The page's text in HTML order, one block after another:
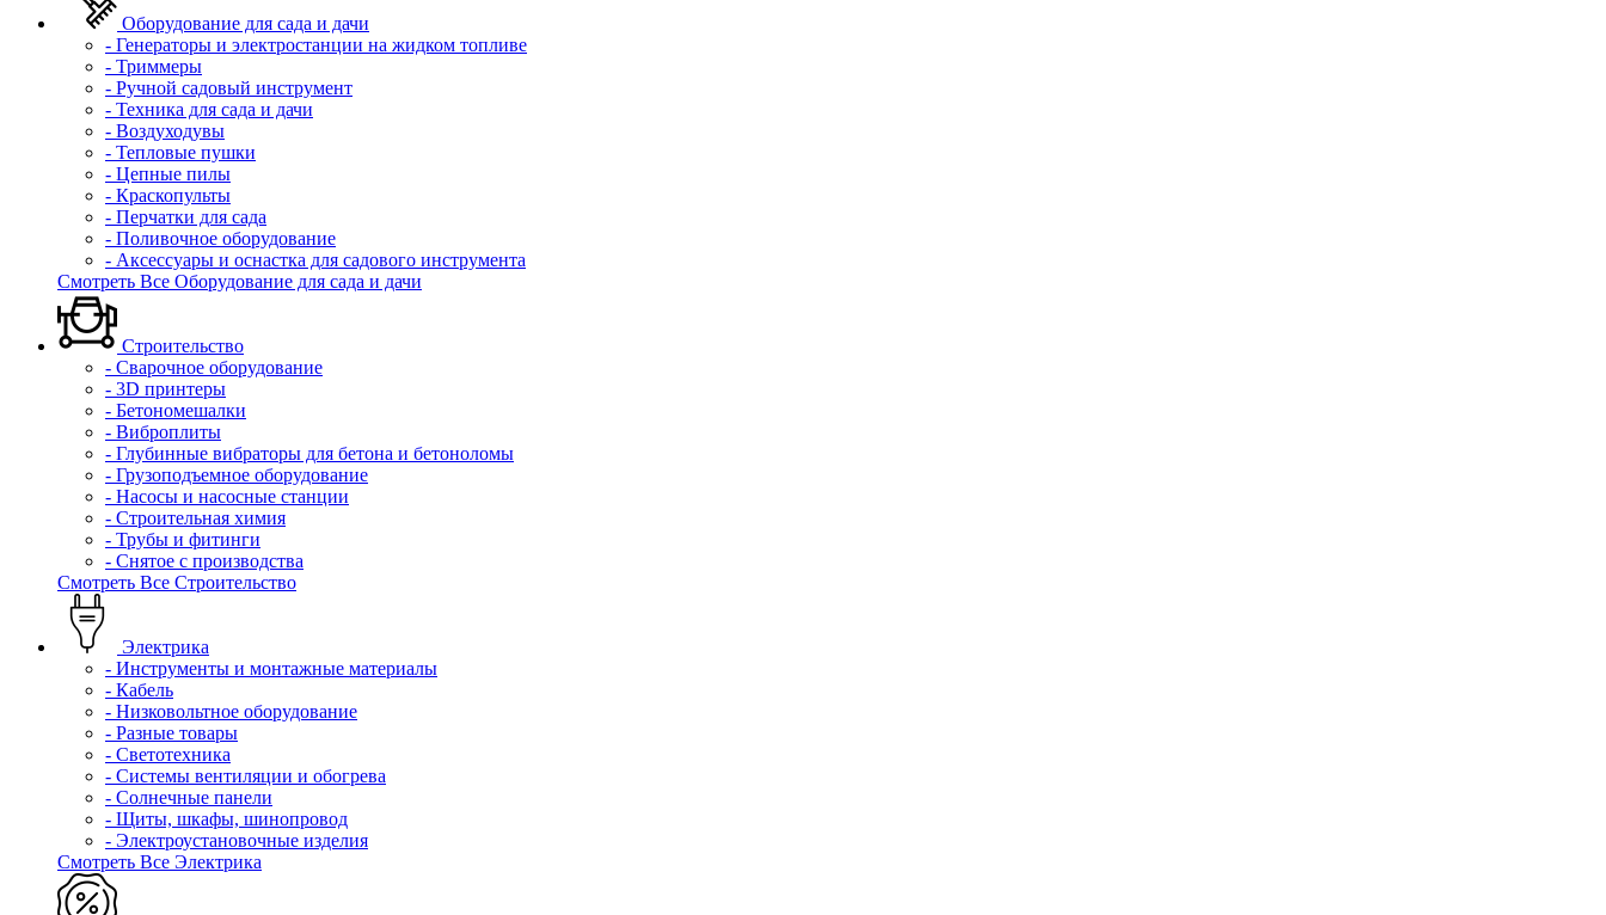
Оборудование для сада и дачи
- Генераторы и электростанции на жидком топливе
- Триммеры
- Ручной садовый инструмент
- Техника для сада и дачи
- Воздуходувы
- Тепловые пушки
- Цепные пилы
- Краскопульты
- Перчатки для сада
- Поливочное оборудование
- Аксессуары и оснастка для садового инструмента
Смотреть Все Оборудование для сада и дачи
Строительство
- Сварочное оборудование
- 3D принтеры
- Бетономешалки
- Виброплиты
- Глубинные вибраторы для бетона и бетоноломы
- Грузоподъемное оборудование
- Насосы и насосные станции
- Строительная химия
- Трубы и фитинги
- Снятое с производства
Смотреть Все Строительство
Электрика
- Инструменты и монтажные материалы
- Кабель
- Низковольтное оборудование
- Разные товары
- Светотехника
- Системы вентиляции и обогрева
- Солнечные панели
- Щиты, шкафы, шинопровод
- Электроустановочные изделия
Смотреть Все Электрика